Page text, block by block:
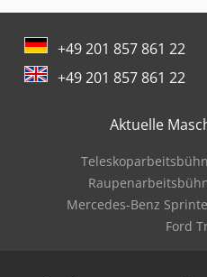
Enthaarungsmaschine Für
Feuerwehr
Gabelstapler Elektro
Holz Cnc
Holz Schredder
+49 201 857 861 22
+49 201 857 861 22
Aktuelle
Mercedes-Benz
Ford